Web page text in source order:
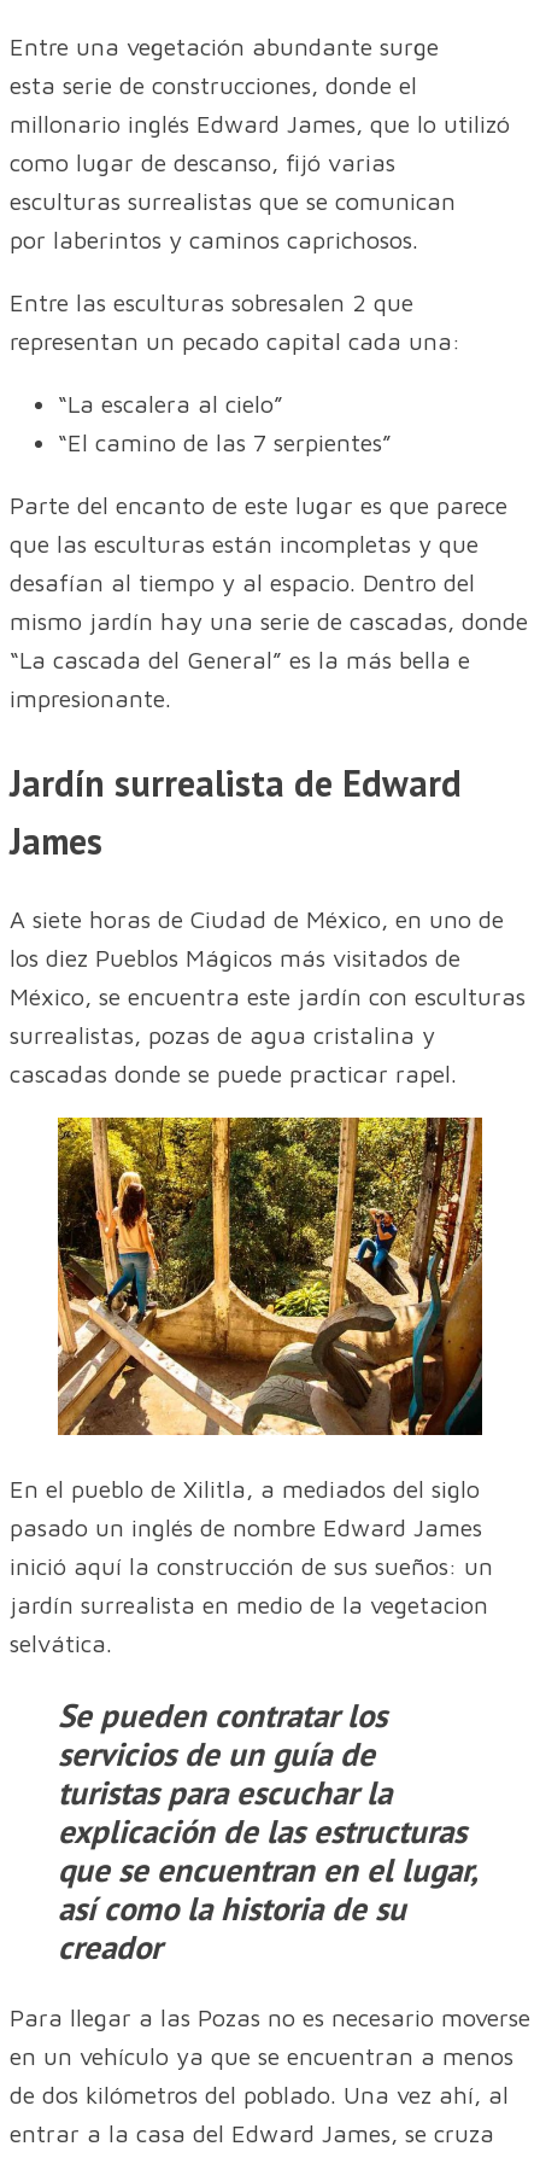
Entre una vegetación abundante surge
esta serie de construcciones, donde el
millonario inglés Edward James, que lo utilizó
como lugar de descanso, fijó varias
esculturas surrealistas que se comunican
por laberintos y caminos caprichosos.
Entre las esculturas sobresalen 2 que
representan un pecado capital cada una:
“La escalera al cielo”
“El camino de las 7 serpientes”
Parte del encanto de este lugar es que parece
que las esculturas están incompletas y que
desafían al tiempo y al espacio. Dentro del
mismo jardín hay una serie de cascadas, donde
“La cascada del General” es la más bella e
impresionante.
Jardín surrealista de Edward
James
A siete horas de Ciudad de México, en uno de
los diez Pueblos Mágicos más visitados de
México, se encuentra este jardín con esculturas
surrealistas, pozas de agua cristalina y
cascadas donde se puede practicar rapel.
En el pueblo de Xilitla, a mediados del siglo
pasado un inglés de nombre Edward James
inició aquí la construcción de sus sueños: un
jardín surrealista en medio de la vegetacion
selvática.
Se pueden contratar los
servicios de un guía de
turistas para escuchar la
explicación de las estructuras
que se encuentran en el lugar,
así como la historia de su
creador
Para llegar a las Pozas no es necesario moverse
en un vehículo ya que se encuentran a menos
de dos kilómetros del poblado. Una vez ahí, al
entrar a la casa del Edward James, se cruza